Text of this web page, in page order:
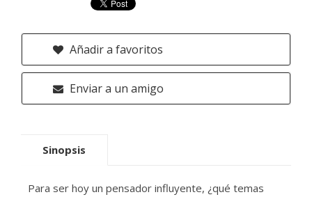
Añadir a favoritos
Enviar a un amigo
Sinopsis
Para ser hoy un pensador influyente, ¿qué temas